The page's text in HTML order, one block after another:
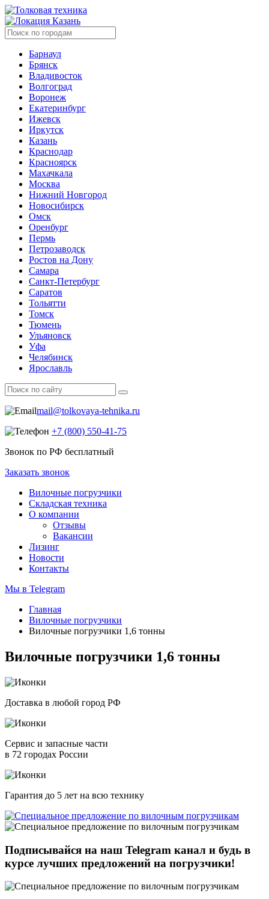
Казань
Барнаул
Брянск
Владивосток
Волгоград
Воронеж
Екатеринбург
Ижевск
Иркутск
Казань
Краснодар
Красноярск
Махачкала
Москва
Нижний Новгород
Новосибирск
Омск
Оренбург
Пермь
Петрозаводск
Ростов на Дону
Самара
Санкт-Петербург
Саратов
Тольятти
Томск
Тюмень
Ульяновск
Уфа
Челябинск
Ярославль
mail@tolkovaya-tehnika.ru
+7 (800) 550‑41‑75
Звонок по РФ бесплатный
Заказать звонок
Вилочные погрузчики
Складская техника
О компании
Отзывы
Вакансии
Лизинг
Новости
Контакты
Мы в Telegram
Главная
Вилочные погрузчики
Вилочные погрузчики 1,6 тонны
Вилочные погрузчики 1,6 тонны
Доставка в любой город РФ
Сервис и запасные части
в 72 городах России
Гарантия до 5 лет на всю технику
Подписывайся на наш Telegram канал и будь в
курсе лучших предложений на погрузчики!